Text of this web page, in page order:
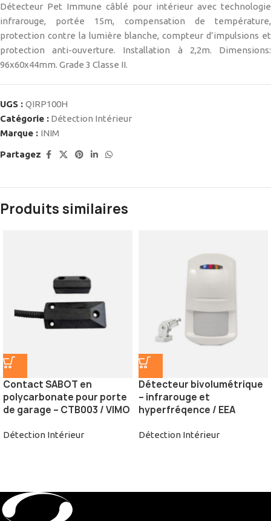
Détecteur Pet Immune câblé pour intérieur avec technologie
infrarouge, portée 15m, compensation de température,
protection contre la lumière blanche, compteur d’impulsions et
protection anti-ouverture. Installation à 2,2m. Dimensions:
96x60x44mm. Grade 3 Classe II.
UGS : QIRP100H
Catégorie : Détection Intérieur
Marque : INIM
Partagez
Produits similaires
Contact SABOT en
polycarbonate pour porte
de garage – CTB003 / VIMO
Détection Intérieur
Détecteur bivolumétrique
– infrarouge et
hyperfréqence / EEA
Détection Intérieur